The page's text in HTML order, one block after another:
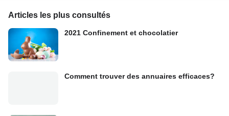
Articles les plus consultés
2021 Confinement et chocolatier
Comment trouver des annuaires efficaces?